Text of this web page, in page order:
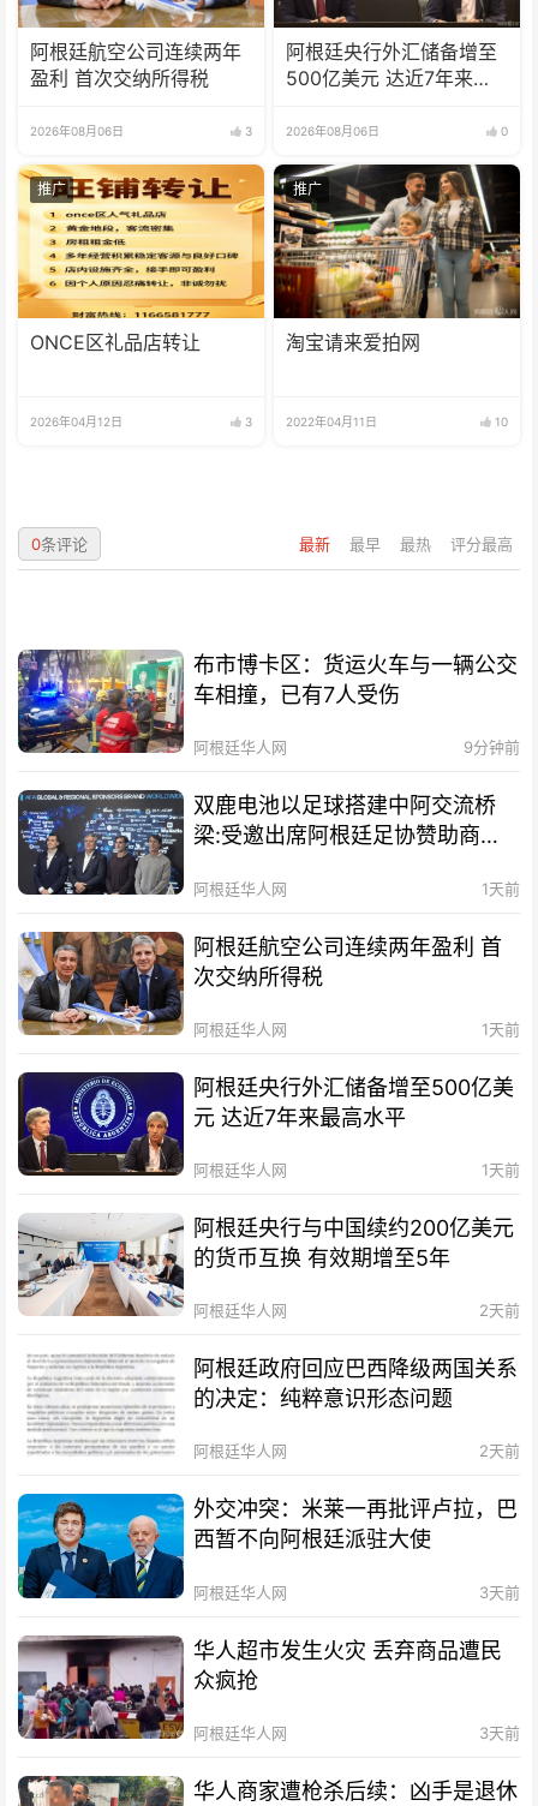
阿根廷航空公司连续两年
盈利 首次交纳所得税
2026年08月06日 3
阿根廷央行外汇储备增至
500亿美元 达近7年来最
2026年08月06日 0
推广
ONCE区礼品店转让
2026年04月12日 3
推广
淘宝请来爱拍网
2022年04月11日 10
最新 最早 最热 评分最高
0条评论
布市博卡区：货运火车与一辆公交
车相撞，已有7人受伤
阿根廷华人网 9分钟前
双鹿电池以足球搭建中阿交流桥
梁:受邀出席阿根廷足协赞助商招
阿根廷华人网 1天前
阿根廷航空公司连续两年盈利 首
次交纳所得税
阿根廷华人网 1天前
阿根廷央行外汇储备增至500亿美
元 达近7年来最高水平
阿根廷华人网 1天前
阿根廷央行与中国续约200亿美元
的货币互换 有效期增至5年
阿根廷华人网 2天前
阿根廷政府回应巴西降级两国关系
的决定：纯粹意识形态问题
阿根廷华人网 2天前
外交冲突：米莱一再批评卢拉，巴
西暂不向阿根廷派驻大使
阿根廷华人网 3天前
华人超市发生火灾 丢弃商品遭民
众疯抢
阿根廷华人网 3天前
华人商家遭枪杀后续：凶手是退休